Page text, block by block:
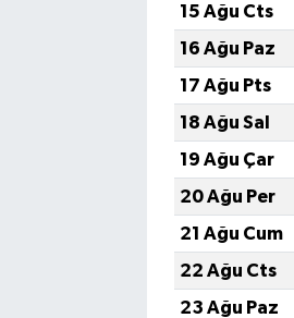
15 Ağu Cts
16 Ağu Paz
17 Ağu Pts
18 Ağu Sal
19 Ağu Çar
20 Ağu Per
21 Ağu Cum
22 Ağu Cts
23 Ağu Paz